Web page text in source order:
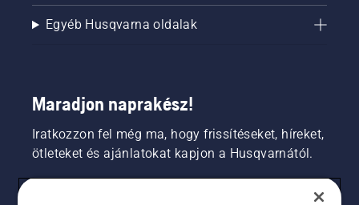
Egyéb Husqvarna oldalak
Maradjon naprakész!
Iratkozzon fel még ma, hogy frissítéseket, híreket,
ötleteket és ajánlatokat kapjon a Husqvarnától.